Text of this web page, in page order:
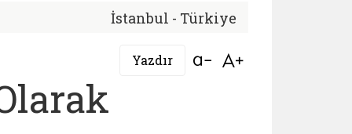
İstanbul - Türkiye
Yazdır Bağlantıyı aç